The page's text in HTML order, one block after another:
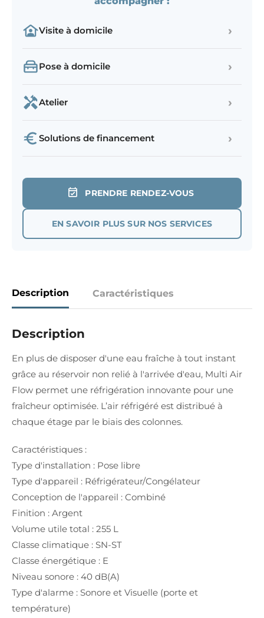
Visite à domicile ›
Pose à domicile ›
Atelier ›
Solutions de financement ›
PRENDRE RENDEZ-VOUS
EN SAVOIR PLUS SUR NOS SERVICES
Description Caractéristiques
Description
En plus de disposer d'une eau fraîche à tout instant
grâce au réservoir non relié à l'arrivée d'eau, Multi Air
Flow permet une réfrigération innovante pour une
fraîcheur optimisée. L’air réfrigéré est distribué à
chaque étage par le biais des colonnes.
Caractéristiques :
Type d'installation : Pose libre
Type d'appareil : Réfrigérateur/Congélateur
Conception de l'appareil : Combiné
Finition : Argent
Volume utile total : 255 L
Classe climatique : SN-ST
Classe énergétique : E
Niveau sonore : 40 dB(A)
Type d'alarme : Sonore et Visuelle (porte et
température)